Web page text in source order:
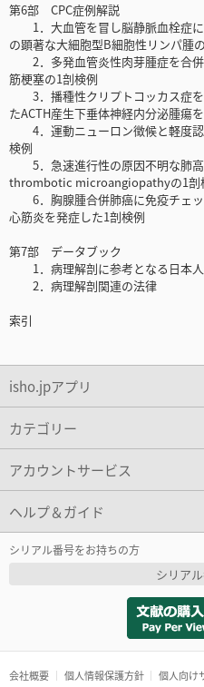
第6部 CPC症例解説
1．大血管を冒し脳静脈血栓症に
の顕著な大細胞型B細胞性リンパ腫
2．多発血管炎性肉芽腫症を合併
筋梗塞の1剖検例
3．播種性クリプトコッカス症を
たACTH産生下垂体神経内分泌腫瘍
4．運動ニューロン徴候と軽度認
検例
5．急速進行性の原因不明な肺
thrombotic microangiopathyの1剖
6．胸腺腫合併肺癌に免疫チェッ
心筋炎を発症した1剖検例
第7部 データブック
1．病理解剖に参考となる日本人
2．病理解剖関連の法律
索引
isho.jpアプリ
カテゴリー
アカウントサービス
ヘルプ＆ガイド
シリアル番号をお持ちの方
シリア
会社概要 個人情報保護方針 個人向け